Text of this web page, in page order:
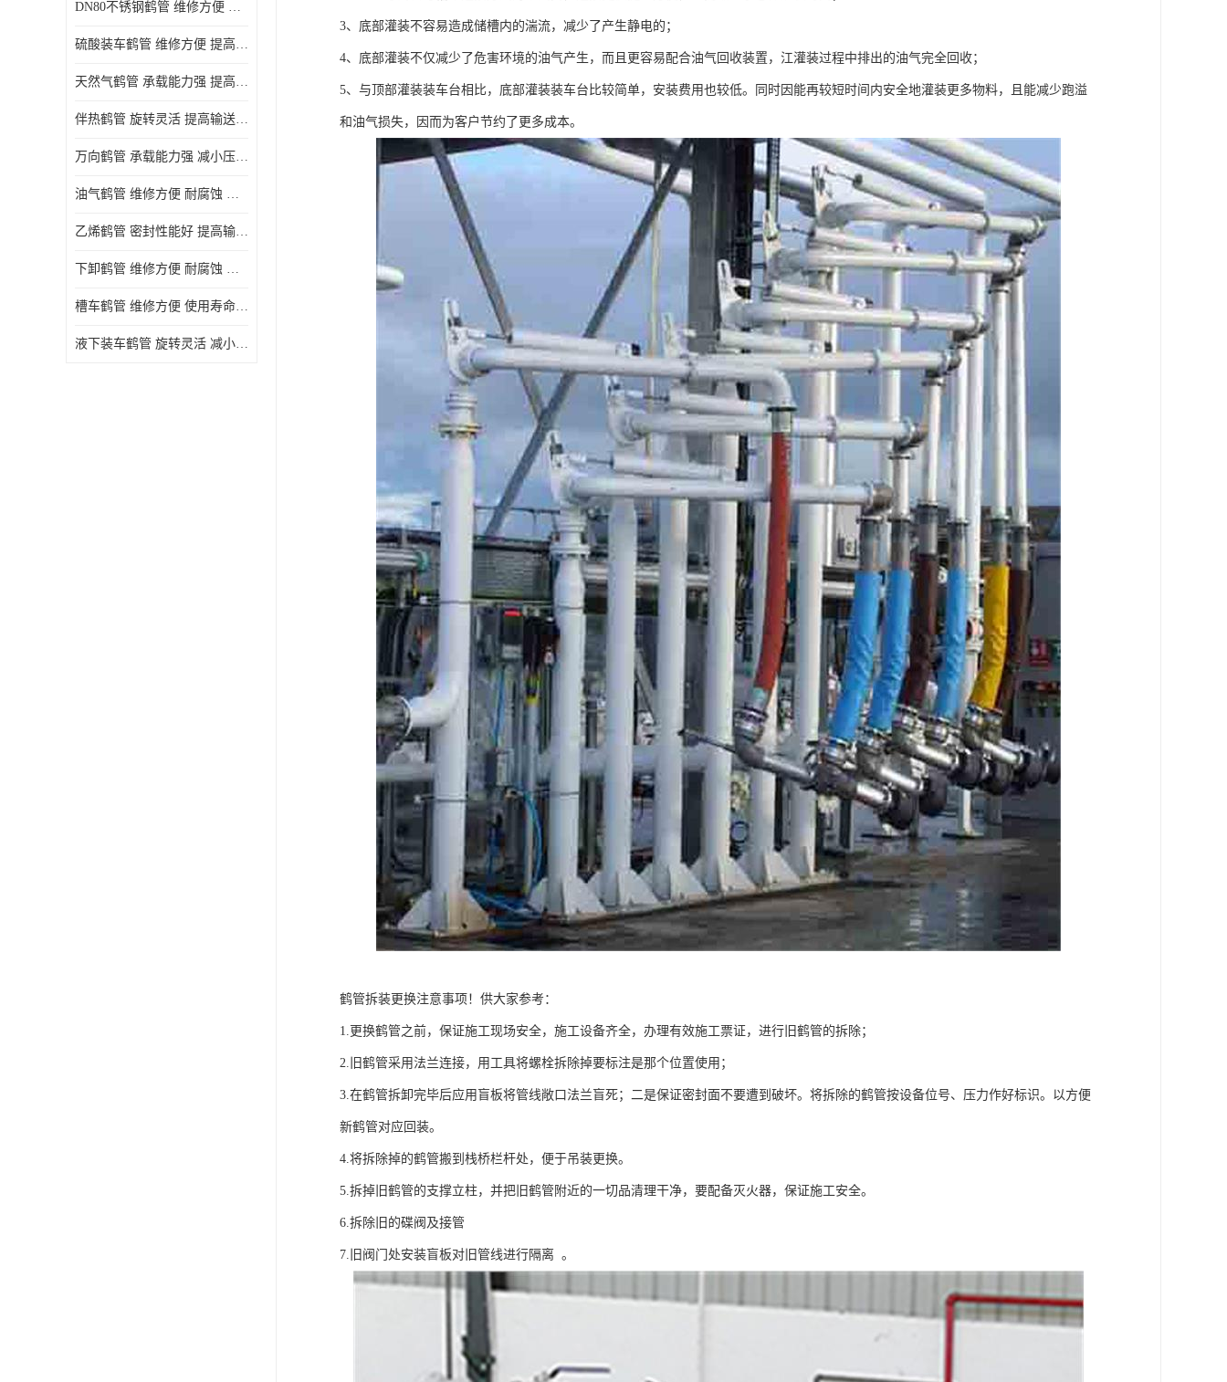
DN80不锈钢鹤管 维修方便 提高输送效率
硫酸装车鹤管 维修方便 提高输送效率
天然气鹤管 承载能力强 提高输送效率
伴热鹤管 旋转灵活 提高输送效率
万向鹤管 承载能力强 减小压力损失
油气鹤管 维修方便 耐腐蚀 耐高温
乙烯鹤管 密封性能好 提高输送效率
下卸鹤管 维修方便 耐腐蚀 耐高温
槽车鹤管 维修方便 使用寿命较长
液下装车鹤管 旋转灵活 减小压力损失
3、底部灌装不容易造成储槽内的湍流，减少了产生静电的；
4、底部灌装不仅减少了危害环境的油气产生，而且更容易配合油气回收装置，江灌装过程中排出的油气完全回收；
5、与顶部灌装装车台相比，底部灌装装车台比较简单，安装费用也较低。同时因能再较短时间内安全地灌装更多物料，且能减少跑溢
和油气损失，因而为客户节约了更多成本。
鹤管拆装更换注意事项！供大家参考：
1.更换鹤管之前，保证施工现场安全，施工设备齐全，办理有效施工票证，进行旧鹤管的拆除；
2.旧鹤管采用法兰连接，用工具将螺栓拆除掉要标注是那个位置使用；
3.在鹤管拆卸完毕后应用盲板将管线敞口法兰盲死；二是保证密封面不要遭到破坏。将拆除的鹤管按设备位号、压力作好标识。以方便
新鹤管对应回装。
4.将拆除掉的鹤管搬到栈桥栏杆处，便于吊装更换。
5.拆掉旧鹤管的支撑立柱，并把旧鹤管附近的一切品清理干净，要配备灭火器，保证施工安全。
6.拆除旧的碟阀及接管
7.旧阀门处安装盲板对旧管线进行隔离 。